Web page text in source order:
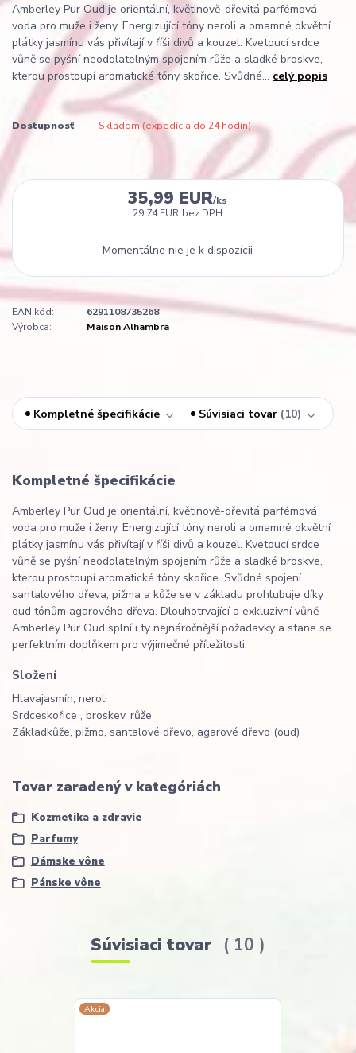
Amberley Pur Oud je orientální, květinově-dřevitá parfémová
voda pro muže i ženy. Energizující tóny neroli a omamné okvětní
plátky jasmínu vás přivítají v říši divů a kouzel. Kvetoucí srdce
vůně se pyšní neodolatelným spojením růže a sladké broskve,
kterou prostoupí aromatické tóny skořice. Svůdné... celý popis
Dostupnosť Skladom (expedícia do 24 hodín)
35,99 EUR/ks
29,74 EUR bez DPH
Momentálne nie je k dispozícii
EAN kód:
6291108735268
Výrobca:
Maison Alhambra
Kompletné špecifikácie Súvisiaci tovar 10
Kompletné špecifikácie
Amberley Pur Oud je orientální, květinově-dřevitá parfémová
voda pro muže i ženy. Energizující tóny neroli a omamné okvětní
plátky jasmínu vás přivítají v říši divů a kouzel. Kvetoucí srdce
vůně se pyšní neodolatelným spojením růže a sladké broskve,
kterou prostoupí aromatické tóny skořice. Svůdné spojení
santalového dřeva, pižma a kůže se v základu prohlubuje díky
oud tónům agarového dřeva. Dlouhotrvající a exkluzivní vůně
Amberley Pur Oud splní i ty nejnáročnější požadavky a stane se
perfektním doplňkem pro výjimečné příležitosti.
Složení
Hlavajasmín, neroli
Srdceskořice , broskev, růže
Základkůže, pižmo, santalové dřevo, agarové dřevo (oud)
Tovar zaradený v kategóriách
Kozmetika a zdravie
Parfumy
Dámske vône
Pánske vône
Súvisiaci tovar 10
Akcia